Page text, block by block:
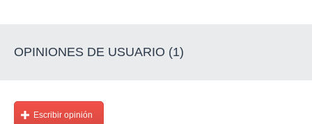
OPINIONES DE USUARIO (1)
Escribir opinión